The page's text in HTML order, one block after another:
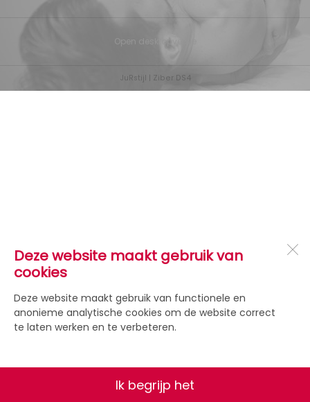
Deze website maakt gebruik van
cookies
Deze website maakt gebruik van functionele en
anonieme analytische cookies om de website correct
te laten werken en te verbeteren.
Ik begrijp het
Open desktopversie
JuRstijl | Ziber DS4